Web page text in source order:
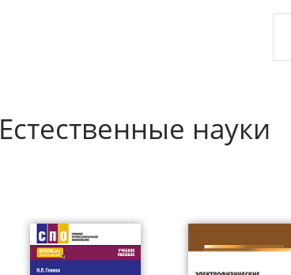
Естественные науки